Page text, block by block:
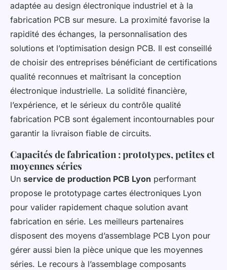
adaptée au design électronique industriel et à la
fabrication PCB sur mesure. La proximité favorise la
rapidité des échanges, la personnalisation des
solutions et l’optimisation design PCB. Il est conseillé
de choisir des entreprises bénéficiant de certifications
qualité reconnues et maîtrisant la conception
électronique industrielle. La solidité financière,
l’expérience, et le sérieux du contrôle qualité
fabrication PCB sont également incontournables pour
garantir la livraison fiable de circuits.
Capacités de fabrication : prototypes, petites et
moyennes séries
Un service de production PCB Lyon performant
propose le prototypage cartes électroniques Lyon
pour valider rapidement chaque solution avant
fabrication en série. Les meilleurs partenaires
disposent des moyens d’assemblage PCB Lyon pour
gérer aussi bien la pièce unique que les moyennes
séries. Le recours à l’assemblage composants